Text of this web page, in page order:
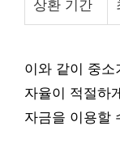
상환 기간
이와 같이 중소
자율이 적절하
자금을 이용할